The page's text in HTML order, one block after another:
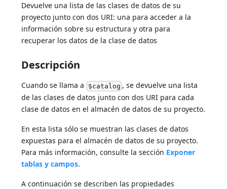
Devuelve una lista de las clases de datos de su
proyecto junto con dos URI: una para acceder a la
información sobre su estructura y otra para
recuperar los datos de la clase de datos
Descripción
Cuando se llama a $catalog , se devuelve una lista
de las clases de datos junto con dos URI para cada
clase de datos en el almacén de datos de su proyecto.
En esta lista sólo se muestran las clases de datos
expuestas para el almacén de datos de su proyecto.
Para más información, consulte la sección Exponer
tablas y campos.
A continuación se describen las propiedades